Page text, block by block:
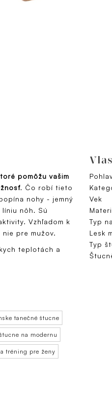
pomôžu vašim
. Čo robí tieto
nohy - jemný
nôh. Sú
Vzhľadom k
pre mužov.
teplotách a
tanečné štucne
na modernu
tréning pre ženy
Vek
Typ
Lesk
Typ